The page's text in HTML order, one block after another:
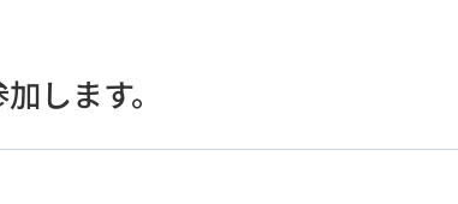
します。